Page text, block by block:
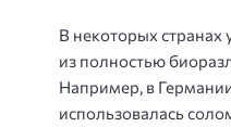
В некоторых
из полностью
Например, в
использовалась